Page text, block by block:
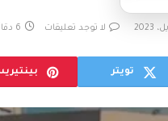
لا توجد تعليقات 6 دقائق
تويتر